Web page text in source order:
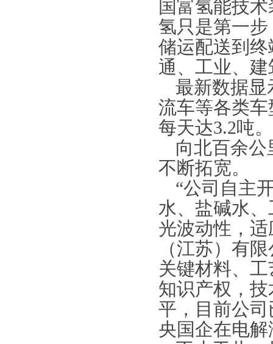
国富氢能技
氢只是第一
储运配送到
通、工业、
最新数据显
流车等各类车
每天达3.2吨。
向北百余
不断拓宽。
“公司自主
水、盐碱水
光波动性，
（江苏）有
关键材料、
知识产权，
平，目前公
央国企在电